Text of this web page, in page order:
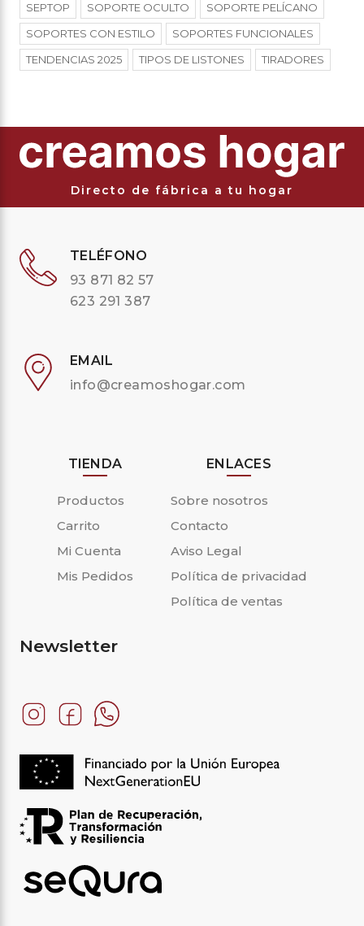
SEPTOP
SOPORTE OCULTO
SOPORTE PELÍCANO
SOPORTES CON ESTILO
SOPORTES FUNCIONALES
TENDENCIAS 2025
TIPOS DE LISTONES TIRADORES
Directo de fábrica a tu hogar
TELÉFONO
93 871 82 57
623 291 387
EMAIL
info@creamoshogar.com
TIENDA
Productos
Carrito
Mi Cuenta
Mis Pedidos
ENLACES
Sobre nosotros
Contacto
Aviso Legal
Política de privacidad
Política de ventas
Newsletter